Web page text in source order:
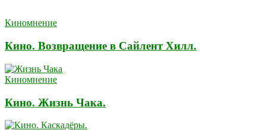
Киномнение
Кино. Возвращение в Сайлент Хилл.
Киномнение
Кино. Жизнь Чака.